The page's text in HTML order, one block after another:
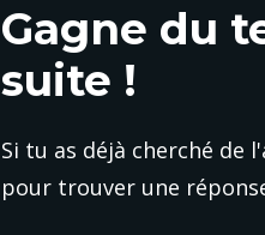
Gagne du
suite !
Si tu as déjà cherché de
pour trouver une